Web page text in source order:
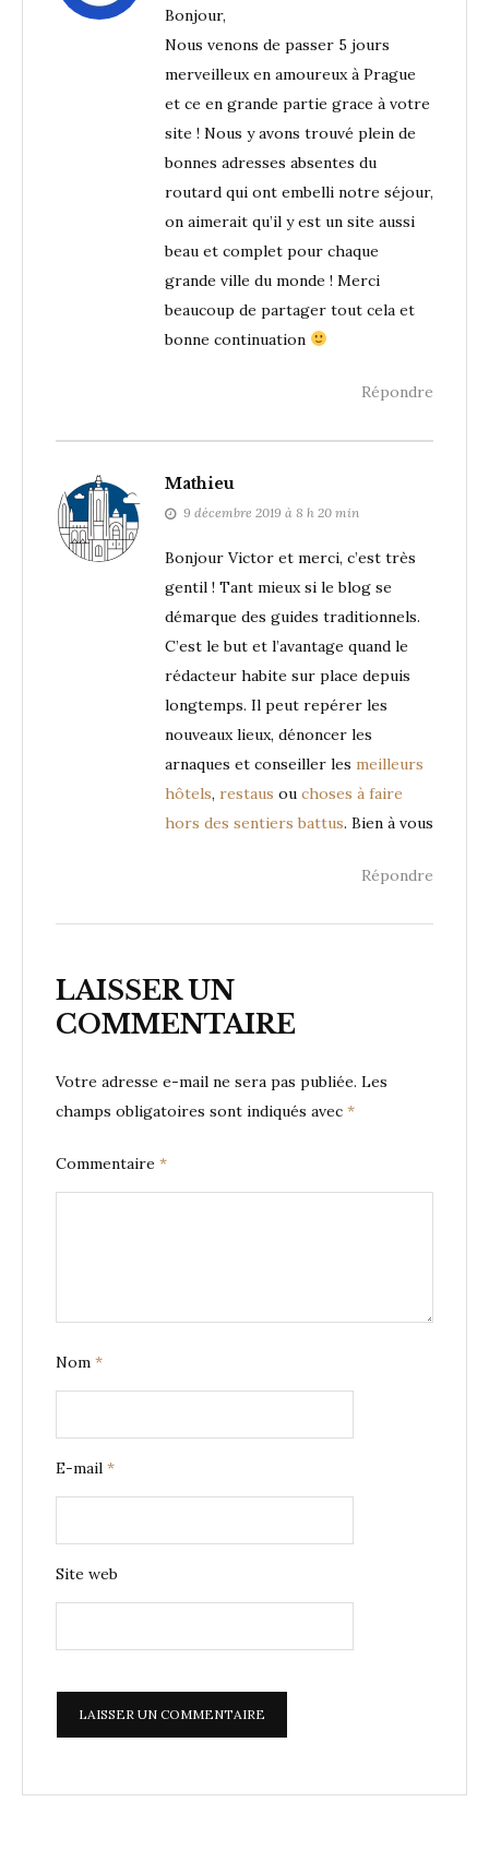
Bonjour,
Nous venons de passer 5 jours
merveilleux en amoureux à Prague
et ce en grande partie grace à votre
site ! Nous y avons trouvé plein de
bonnes adresses absentes du
routard qui ont embelli notre séjour,
on aimerait qu’il y est un site aussi
beau et complet pour chaque
grande ville du monde ! Merci
beaucoup de partager tout cela et
bonne continuation
Répondre
Mathieu
9 décembre 2019 à 8 h 20 min
Bonjour Victor et merci, c’est très
gentil ! Tant mieux si le blog se
démarque des guides traditionnels.
C’est le but et l’avantage quand le
rédacteur habite sur place depuis
longtemps. Il peut repérer les
nouveaux lieux, dénoncer les
arnaques et conseiller les meilleurs
hôtels, restaus ou choses à faire
hors des sentiers battus. Bien à vous
Répondre
LAISSER UN
COMMENTAIRE
Votre adresse e-mail ne sera pas publiée. Les
champs obligatoires sont indiqués avec *
Commentaire *
Nom *
E-mail *
Site web